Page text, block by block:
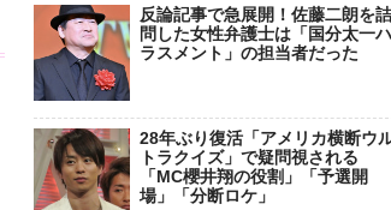
反論記事で急展開！佐藤二朗を詰
問した女性弁護士は「国分太一ハ
ラスメント」の担当者だった
28年ぶり復活「アメリカ横断ウ
トラクイズ」で疑問視される
「MC櫻井翔の役割」「予選開
場」「分断ロケ」